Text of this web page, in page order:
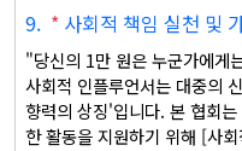
9. * 사회적 책임 실천 및
"당신의 1만 원은 누군가에게
사회적 인플루언서는 대중의
향력의 상징'입니다. 본 협회
한 활동을 지원하기 위해 [사